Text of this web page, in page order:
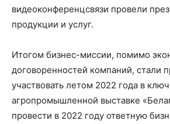
видеоконференцсвязи провели
продукции и услуг.
Итогом бизнес-миссии, помимо
договоренностей компаний, стали
участвовать летом 2022 года в
агропромышленной выставке
провести в 2022 году ответную